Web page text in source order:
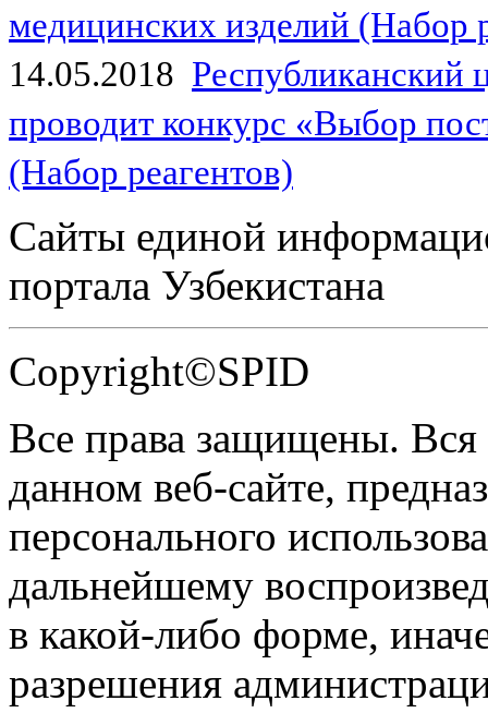
медицинских изделий (Набор
14.05.2018
проводит конкурс «Выбор
(Набор реагентов)
Сайты единой
портала Узбекистана
Copyright©SPID
Все права защищены.
данном веб-сайте,
персонального
дальнейшему
в какой-либо форме,
разрешения